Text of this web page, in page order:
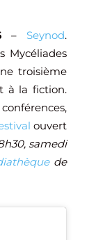
– Seynod.
Mycéliades
troisième
à la fiction.
ouvert
samedi
de